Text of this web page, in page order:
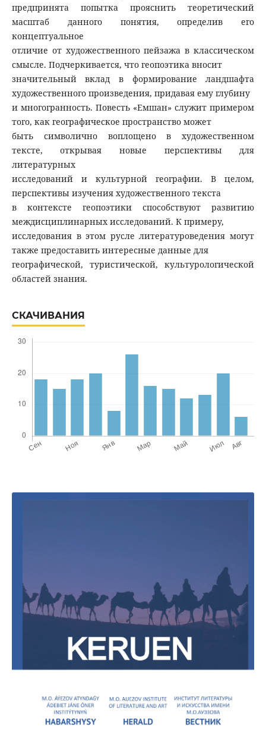
предпринята попытка прояснить теоретический
масштаб данного понятия, определив его
концептуальное
отличие от художественного пейзажа в классическом
смысле. Подчеркивается, что геопоэтика вносит
значительный вклад в формирование ландшафта
художественного произведения, придавая ему глубину
и многогранность. Повесть «Емшан» служит примером
того, как географическое пространство может
быть символично воплощено в художественном
тексте, открывая новые перспективы для
литературных
исследований и культурной географии. В целом,
перспективы изучения художественного текста
в контексте геопоэтики способствуют развитию
междисциплинарных исследований. К примеру,
исследования в этом русле литературоведения могут
также предоставить интересные данные для
географической, туристической, культурологической
областей знания.
СКАЧИВАНИЯ